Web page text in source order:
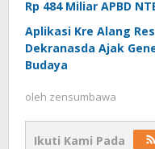
Rp 484 Miliar APBD
Aplikasi Kre Alang
Dekranasda Ajak
Budaya
oleh zensumbawa
Ikuti Kami Pada